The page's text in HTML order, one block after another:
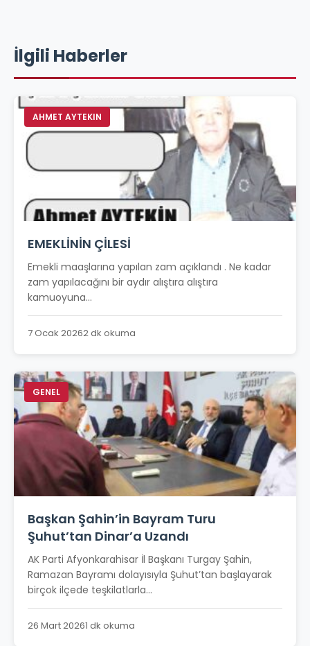
İlgili Haberler
AHMET AYTEKIN
EMEKLİNİN ÇİLESİ
Emekli maaşlarına yapılan zam açıklandı . Ne kadar
zam yapılacağını bir aydır alıştıra alıştıra
kamuoyuna...
7 Ocak 20262 dk okuma
GENEL
Başkan Şahin’in Bayram Turu
Şuhut’tan Dinar’a Uzandı
AK Parti Afyonkarahisar İl Başkanı Turgay Şahin,
Ramazan Bayramı dolayısıyla Şuhut’tan başlayarak
birçok ilçede teşkilatlarla...
26 Mart 20261 dk okuma